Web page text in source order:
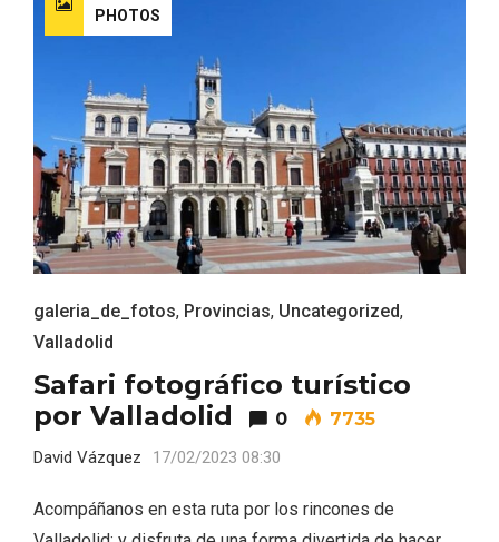
PHOTOS
galeria_de_fotos, Provincias, Uncategorized,
Valladolid
Safari fotográfico turístico
por Valladolid
0 7735
David Vázquez 17/02/2023 08:30
Acompáñanos en esta ruta por los rincones de
Formulario de acceso protegido por
Recuérdame
ACCEDER
Ultimas entradas